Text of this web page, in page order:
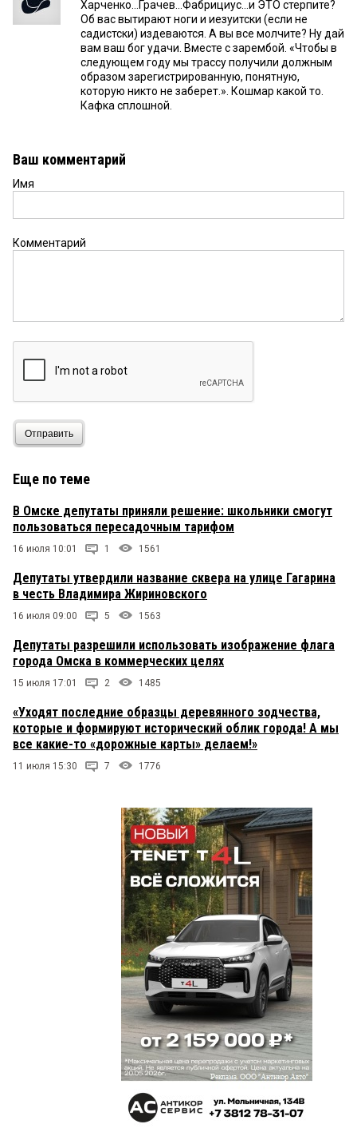
Харченко...Грачев...Фабрициус...и ЭТО стерпите?
Об вас вытирают ноги и иезуитски (если не
садистски) издеваются. А вы все молчите? Ну дай
вам ваш бог удачи. Вместе с зарембой. «Чтобы в
следующем году мы трассу получили должным
образом зарегистрированную, понятную,
которую никто не заберет.». Кошмар какой то.
Кафка сплошной.
Ваш комментарий
Имя
Комментарий
Отправить
Еще по теме
В Омске депутаты приняли решение: школьники смогут
пользоваться пересадочным тарифом
16 июля 10:01 1 1561
Депутаты утвердили название сквера на улице Гагарина
в честь Владимира Жириновского
16 июля 09:00 5 1563
Депутаты разрешили использовать изображение флага
города Омска в коммерческих целях
15 июля 17:01 2 1485
«Уходят последние образцы деревянного зодчества,
которые и формируют исторический облик города! А мы
все какие-то «дорожные карты» делаем!»
11 июля 15:30 7 1776